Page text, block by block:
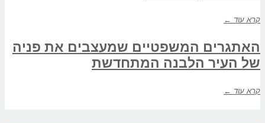
קרא עוד ←
האתגרים המשפטיים שמעצבים את פניה
של העיר הלבנה המתחדשת
קרא עוד ←